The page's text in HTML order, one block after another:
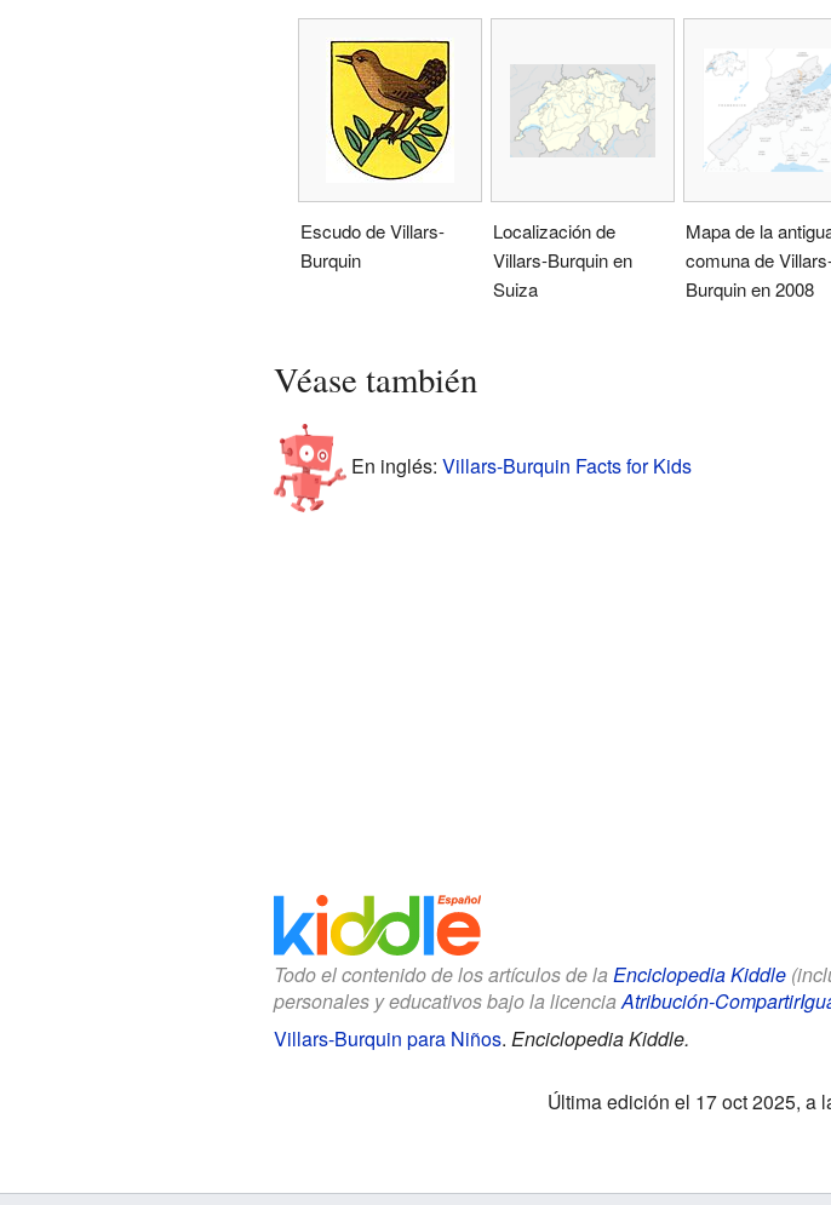
Escudo de Villars-
Burquin
Localización de
Villars-Burquin en
Suiza
Mapa de la
comuna de
Burquin en 2008
Véase también
En inglés: Villars-Burquin Facts for Kids
Todo el contenido de los artículos de la Enciclopedia Kiddle
personales y educativos bajo la licencia Atribución-
Villars-Burquin para Niños. Enciclopedia Kiddle.
Última edición el 17 oct 2025, a